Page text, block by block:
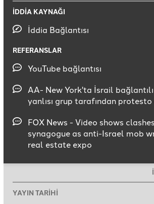
İDDİA KAYNAĞI
İddia Bağlantısı
REFERANSLAR
YouTube bağlantısı
AA- New York'ta İsrail
yanlısı grup tarafından
FOX News - Video shows
synagogue as anti-Israel mob
real estate expo
YAYIN TARİHİ